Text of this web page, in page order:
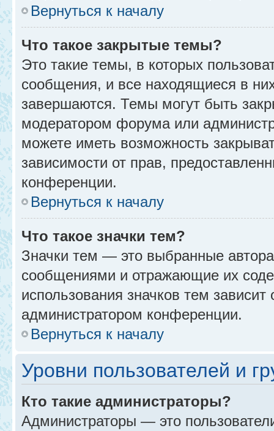
Вернуться к началу
Что такое закрытые темы?
Это такие темы, в которых
сообщения, и все находящиеся в
завершаются. Темы могут быть
модератором форума или
можете иметь возможность
зависимости от прав,
конференции.
Вернуться к началу
Что такое значки тем?
Значки тем — это выбранные
сообщениями и отражающие их
использования значков тем
администратором конференции.
Вернуться к началу
Уровни пользователей и
Кто такие администраторы?
Администраторы — это